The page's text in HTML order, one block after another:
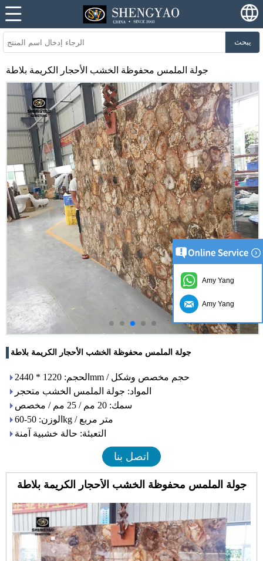
يبحث
جولة الملمس محفوظة الخشب الأحجار الكريمة بلاطة
جولة الملمس محفوظة الخشب الأحجار الكريمة بلاطة
الحجم: 1220 * 2440mm / حجم مخصص وشكل
المواد: جولة الملمس الخشب متحجر
سمك: 20 مم / 25 مم / مخصص
الوزن: 50-60kg / متر مربع
التعبئة: حالة خشبية آمنة
اتصل بنا
جولة الملمس محفوظة الخشب الأحجار الكريمة بلاطة
Amy Yang
Amy Yang